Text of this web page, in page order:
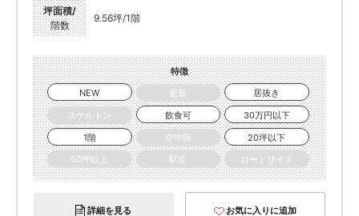
坪面積/
階数
9.56坪/1階
特徴
NEW
更新
居抜き
スケルトン
飲食可
30万円以下
1階
空中階
20坪以下
50坪以上
駅近 ロードサイド
詳細を見る お気に入りに追加